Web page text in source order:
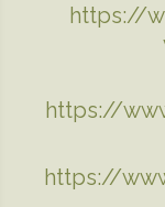
https://
https://
https://